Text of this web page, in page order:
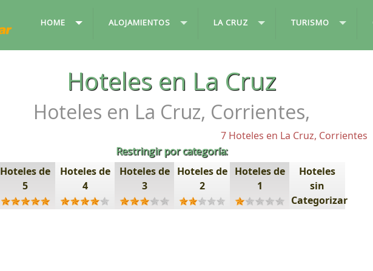
HOME ALOJAMIENTOS LA CRUZ TURISMO
Hoteles en La Cruz
Hoteles en La Cruz, Corrientes,
7 Hoteles en La Cruz, Corrientes
Restringir por categoría:
Hoteles de
5
Hoteles de
4
Hoteles de
3
Hoteles de
2
Hoteles de
1
Hoteles
sin
Categorizar